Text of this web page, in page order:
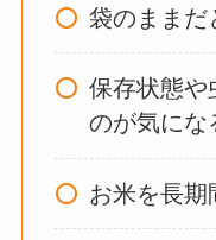
袋のままだ
保存状態や
のが気にな
お米を長期